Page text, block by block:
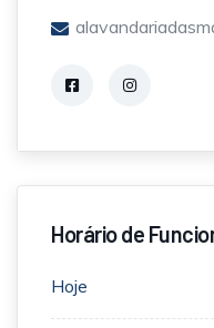
Horário de
Hoje